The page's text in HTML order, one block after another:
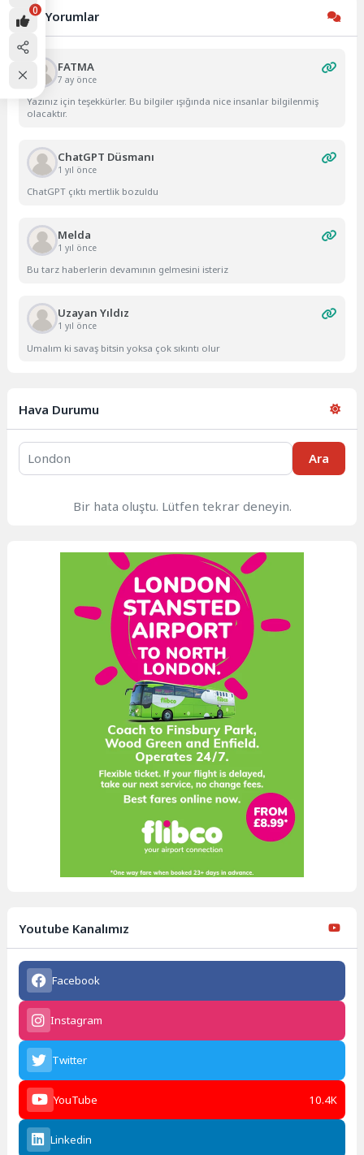
Son Yorumlar
FATMA
7 ay önce
Yazınız için teşekkürler. Bu bilgiler ışığında nice insanlar bilgilenmiş
olacaktır.
ChatGPT Düsmanı
1 yıl önce
ChatGPT çıktı mertlik bozuldu
Melda
1 yıl önce
Bu tarz haberlerin devamının gelmesini isteriz
Uzayan Yıldız
1 yıl önce
Umalım ki savaş bitsin yoksa çok sıkıntı olur
Hava Durumu
Ara
Bir hata oluştu. Lütfen tekrar deneyin.
Youtube Kanalımız
Facebook
Instagram
Twitter
YouTube 10.4K
Linkedin
0